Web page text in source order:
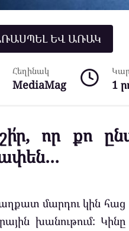
ԵՎ ԱՌԱԿ
Հեղինակ
MediaMag 1
որ քո
մարդու կին հաց
խանութում: